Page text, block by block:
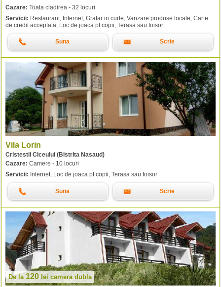
Cazare: Toata cladirea - 32 locuri
Servicii: Restaurant, Internet, Gratar in curte, Vanzare produse locale, Carte
de credit acceptata, Loc de joaca pt copii, Terasa sau foisor
Suna Scrie
Vila Lorin
Cristestii Ciceului (Bistrita Nasaud)
Cazare: Camere - 10 locuri
Servicii: Internet, Loc de joaca pt copii, Terasa sau foisor
Suna Scrie
De la 120 lei camera dubla